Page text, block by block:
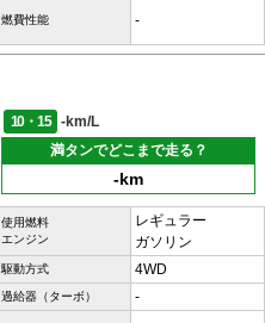
燃費性能 -
10・15
-km/L
満タンでどこまで走る？
-km
使用燃料
エンジン
レギュラー
ガソリン
駆動方式 4WD
過給器（ターボ） -